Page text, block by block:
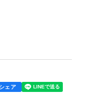
上げました。
シェア